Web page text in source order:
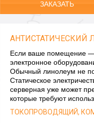
ЗАКАЗАТЬ
АНТИСТАТИЧЕСКИЙ
Если ваше помещение —
электронное
Обычный линолеум не
Статическое
серверная уже может
которые требуют
ТОКОПРОВОДЯЩИЙ,